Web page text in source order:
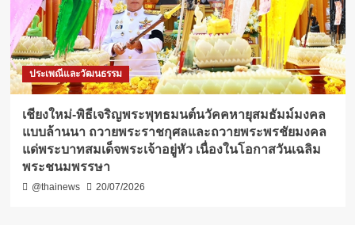
ประเพณีและวัฒนธรรม
เชียงใหม่-พิธีเจริญพระพุทธมนต์นวัคคหายุสมธัมม์มงคล
แบบล้านนา ถวายพระราชกุศลและถวายพระพรชัยมงคล
แด่พระบาทสมเด็จพระเจ้าอยู่หัว เนื่องในโอกาสวันเฉลิม
พระชนมพรรษา
@thainews 20/07/2026